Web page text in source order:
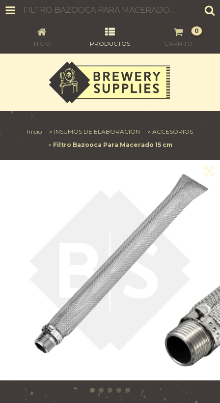
FILTRO BAZOOCA PARA MACERADO 15 CM
INICIO PRODUCTOS CARRITO
0
Inicio > INSUMOS DE ELABORACIÓN > ACCESORIOS
> Filtro Bazooca Para Macerado 15 cm